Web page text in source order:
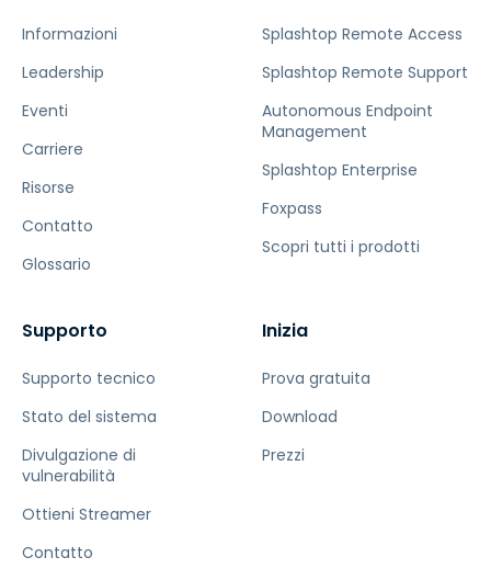
Informazioni
Leadership
Eventi
Carriere
Risorse
Contatto
Glossario
Splashtop Remote Access
Splashtop Remote Support
Autonomous Endpoint
Management
Splashtop Enterprise
Foxpass
Scopri tutti i prodotti
Supporto
Supporto tecnico
Stato del sistema
Divulgazione di
vulnerabilità
Ottieni Streamer
Contatto
Inizia
Prova gratuita
Download
Prezzi